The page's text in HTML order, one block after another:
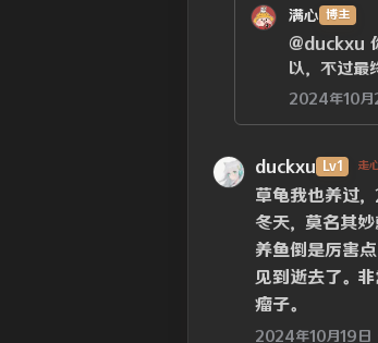
满心 博主
@duckxu
以，不过最
2024年10月
duckxu Lv1 走
草龟我也养过
冬天，莫名其妙
养鱼倒是厉害
见到逝去了。
瘤子。
2024年10月19日